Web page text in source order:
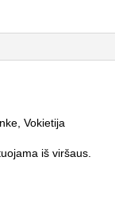
Vokietija
iš viršaus.